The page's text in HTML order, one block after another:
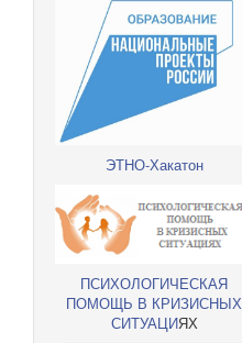
ЭТНО-Хакатон
ПСИХОЛОГИЧЕСКАЯ
ПОМОЩЬ В КРИЗИСНЫХ
СИТУАЦИЯХ